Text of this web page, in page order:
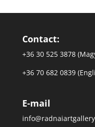
Contact:
+36 30 525 3878
+36 70 682 0839
E-mail